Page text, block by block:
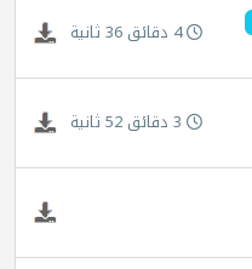
4 دقائق 36 ثانية
3 دقائق 52 ثانية